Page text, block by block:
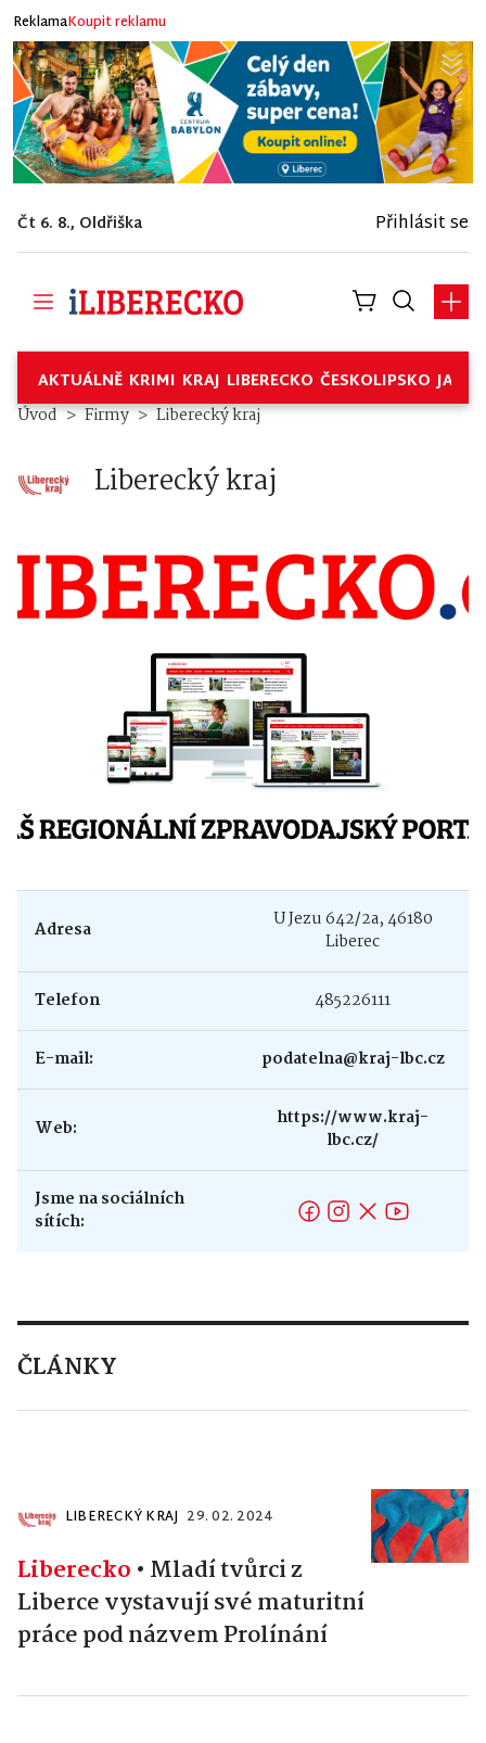
ReklamaKoupit reklamu
Čt 6. 8., Oldřiška Přihlásit se
AKTUÁLNĚ KRIMI KRAJ LIBERECKO ČESKOLIPSKO
Liberecký kraj – Firmy
Úvod Firmy Liberecký kraj
Liberecký kraj
Adresa
U Jezu 642/2a, 46180
Liberec
Telefon 485226111
E-mail: podatelna@kraj-lbc.cz
Web:
https://www.kraj-
lbc.cz/
Jsme na sociálních
sítích:
ČLÁNKY
LIBERECKÝ KRAJ 29. 02. 2024
Liberecko • Mladí tvůrci z
Liberce vystavují své maturitní
práce pod názvem Prolínání